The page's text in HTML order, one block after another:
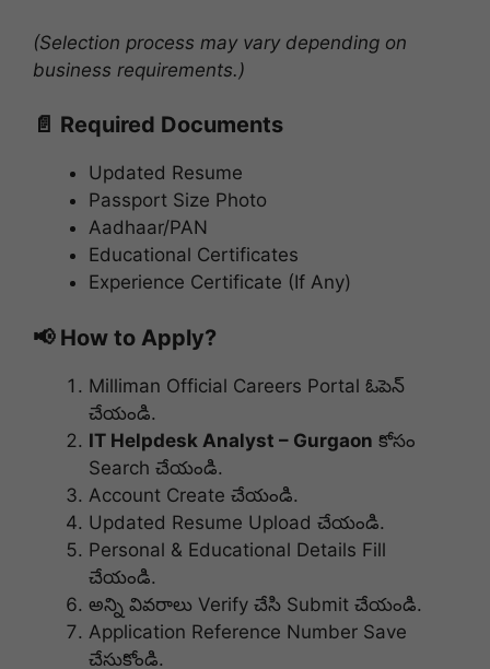
(Selection process may vary depending on
business requirements.)
📄 Required Documents
Updated Resume
Passport Size Photo
Aadhaar/PAN
Educational Certificates
Experience Certificate (If Any)
📢 How to Apply?
Milliman Official Careers Portal ఓపెన్
చేయండి.
IT Helpdesk Analyst – Gurgaon కోసం
Search చేయండి.
Account Create చేయండి.
Updated Resume Upload చేయండి.
Personal & Educational Details Fill
చేయండి.
అన్ని వివరాలు Verify చేసి Submit చేయండి.
Application Reference Number Save
చేసుకోండి.